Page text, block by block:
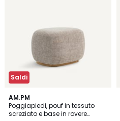
Saldi
AM.PM
Poggiapiedi, pouf in tessuto
screziato e base in rovere
5
/
5